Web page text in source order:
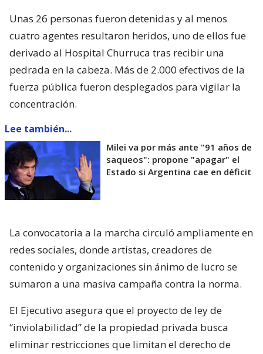
Unas 26 personas fueron detenidas y al menos
cuatro agentes resultaron heridos, uno de ellos fue
derivado al Hospital Churruca tras recibir una
pedrada en la cabeza. Más de 2.000 efectivos de la
fuerza pública fueron desplegados para vigilar la
concentración.
Lee también...
Milei va por más ante "91 años de
saqueos": propone "apagar" el
Estado si Argentina cae en déficit
La convocatoria a la marcha circuló ampliamente en
redes sociales, donde artistas, creadores de
contenido y organizaciones sin ánimo de lucro se
sumaron a una masiva campaña contra la norma.
El Ejecutivo asegura que el proyecto de ley de
“inviolabilidad” de la propiedad privada busca
eliminar restricciones que limitan el derecho de